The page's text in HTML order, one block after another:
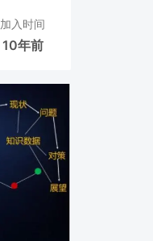
加入时间
10年前